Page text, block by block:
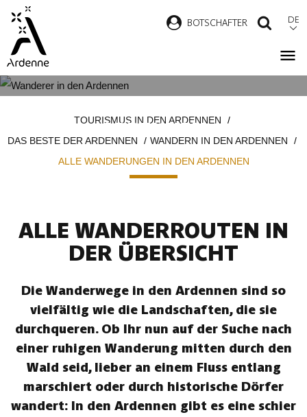
Direkt
zum
Inhalt
BOTSCHAFTER DE
ARDENNEN
TOURISMUS IN DEN ARDENNEN
DAS BESTE DER ARDENNEN
WANDERN IN DEN ARDENNEN
ALLE WANDERUNGEN IN DEN ARDENNEN
ALLE WANDERROUTEN IN
DER ÜBERSICHT
Die Wanderwege in den Ardennen sind so
vielfältig wie die Landschaften, die sie
durchqueren. Ob Ihr nun auf der Suche nach
einer ruhigen Wanderung mitten durch den
Wald seid, lieber an einem Fluss entlang
marschiert oder durch historische Dörfer
wandert: In den Ardennen gibt es eine schier